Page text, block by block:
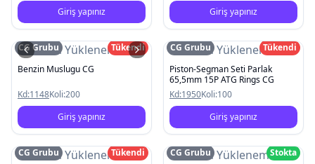
Giriş yapınız
Giriş yapınız
Resim Yüklenemedi
CG Grubu
Tükendi
Benzin Muslugu CG
Kd:1148Koli:200
Giriş yapınız
Resim Yüklenemedi
CG Grubu
Tükendi
Piston-Segman Seti Parlak
65,5mm 15P ATG Rings CG
Kd:1950Koli:100
Giriş yapınız
Resim Yüklenemedi
CG Grubu
Tükendi
Resim Yüklenemedi
CG Grubu
Stokta